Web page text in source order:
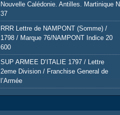
Nouvelle Calédonie. Antilles. Martinique N
37
RRR Lettre de NAMPONT (Somme) /
1798 / Marque 76/NAMPONT Indice 20
600
SUP ARMEE D’ITALIE 1797 / Lettre
2eme Division / Franchise General de
l’Armée